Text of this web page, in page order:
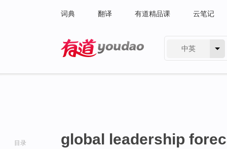
词典 翻译 有道精品课 云笔记
中英
目录 global leadership